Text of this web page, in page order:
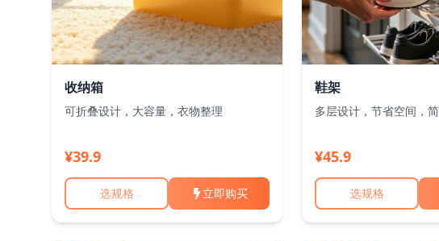
收纳箱
可折叠设计，大容量，衣物整理
¥39.9
选规格 立即购买
鞋架
多层设计，节省空间，
¥45.9
选规格